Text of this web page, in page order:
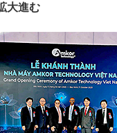
大進む